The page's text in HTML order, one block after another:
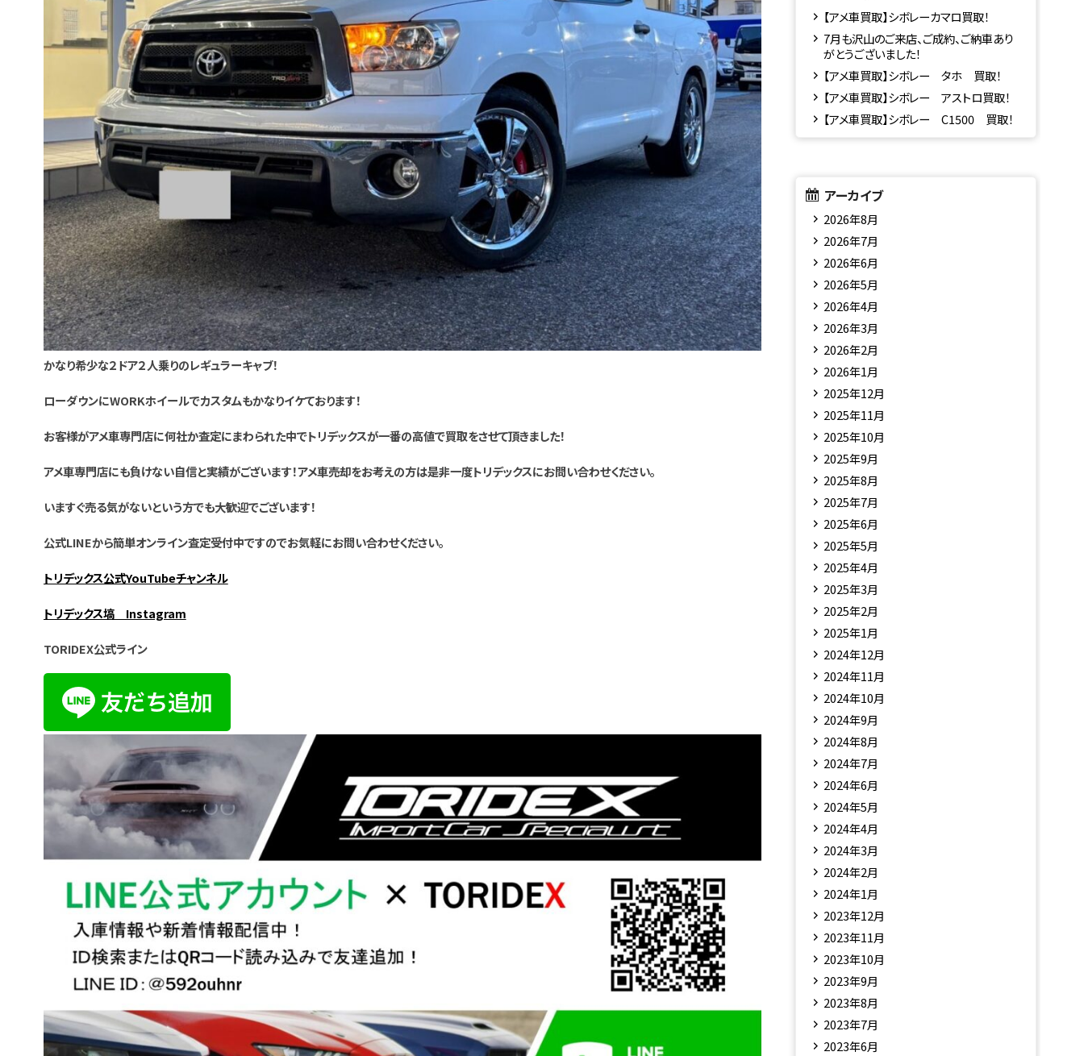
かなり希少な２ドア２人乗りのレギュラーキャブ！
ローダウンにWORKホイールでカスタムもかなりイケております！
お客様がアメ車専門店に何社か査定にまわられた中でトリデックスが一番の高値で買取をさせて頂きました！
アメ車専門店にも負けない自信と実績がございます！アメ車売却をお考えの方は是非一度トリデックスにお問い合わせください。
いますぐ売る気がないという方でも大歓迎でございます！
公式LINEから簡単オンライン査定受付中ですのでお気軽にお問い合わせください。
トリデックス公式YouTubeチャンネル
トリデックス塙 Instagram
TORIDEX公式ライン
【アメ車買取】シボレーカマロ買取！
7月も沢山のご来店、ご成約、ご納車あり
がとうございました！
【アメ車買取】シボレー タホ 買取！
【アメ車買取】シボレー アストロ買取！
【アメ車買取】シボレー C1500 買取！
アーカイブ
2026年8月
2026年7月
2026年6月
2026年5月
2026年4月
2026年3月
2026年2月
2026年1月
2025年12月
2025年11月
2025年10月
2025年9月
2025年8月
2025年7月
2025年6月
2025年5月
2025年4月
2025年3月
2025年2月
2025年1月
2024年12月
2024年11月
2024年10月
2024年9月
2024年8月
2024年7月
2024年6月
2024年5月
2024年4月
2024年3月
2024年2月
2024年1月
2023年12月
2023年11月
2023年10月
2023年9月
2023年8月
2023年7月
2023年6月